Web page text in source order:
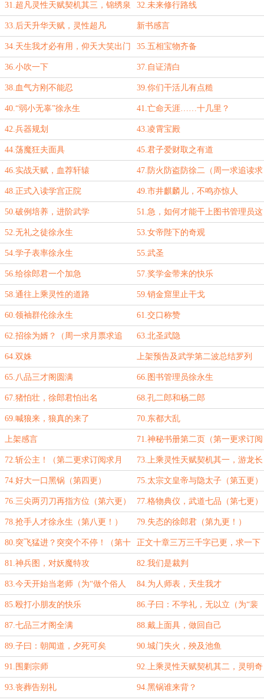
31.超凡灵性天赋契机其三，锦绣泉
心（周一求追读求月票）
32.未来修行路线
33.后天升华天赋，灵性超凡 新书感言
34.天生我才必有用，仰天大笑出门
去
35.五相宝物齐备
36.小吹一下 37.自证清白
38.血气方刚不能忍 39.你们干活儿有点糙
40.“弱小无辜”徐永生 41.亡命天涯……十几里？
42.兵器规划 43.凌霄宝殿
44.荡魔狂夫面具 45.君子爱财取之有道
46.实战天赋，血荐轩辕 47.防火防盗防徐二（周一求追读求
月票！）
48.正式入读学宫正院 49.市井麒麟儿，不鸣亦惊人
50.破例培养，进阶武学 51.急，如何才能干上图书管理员这
项有前途的工作？
52.无礼之徒徐永生 53.女帝陛下的奇观
54.学子表率徐永生 55.武圣
56.给徐郎君一个加急 57.奖学金带来的快乐
58.通往上乘灵性的道路 59.销金窟里止干戈
60.领袖群伦徐永生 61.交口称赞
62.招徐为婿？（周一求月票求追
读！）
63.北圣武隐
64.双姝 上架预告及武学第二波总结罗列
65.八品三才阁圆满 66.图书管理员徐永生
67.猪怕壮，徐郎君怕出名 68.孔二郎和杨二郎
69.喊狼来，狼真的来了 70.东都大乱
上架感言 71.神秘书册第二页（第一更求订阅
求月票！）
72.斩公主！（第二更求订阅求月
票）
73.上乘灵性天赋契机其一，游龙长
尾（第三更）
74.好大一口黑锅（第四更） 75.太宗文皇帝与隐太子（第五更）
76.三尖两刃刀再指方位（第六更） 77.格物典仪，武道七品（第七更）
78.抢手人才徐永生（第八更！） 79.失态的徐郎君（第九更！）
80.突飞猛进？突突个不停！（第十
更）
正文十章三万三千字已更，求一下
八月保底月票
81.神兵图，对妖魔特攻 82.我们是裁判
83.今天开始当老师（为“做个俗人
0723”盟加更）
84.为人师表，天生我才
85.殴打小朋友的快乐 86.子曰：不学礼，无以立（为“裴
屠狗”盟加更）
87.七品三才阁全满 88.戴上面具，做回自己
89.子曰：朝闻道，夕死可矣
（为“沙拉古斯”盟加更）
90.城门失火，殃及池鱼
91.围剿宗师 92.上乘灵性天赋契机其二，灵明奇
芝（三更万字到！）
93.丧葬告别礼 94.黑锅谁来背？